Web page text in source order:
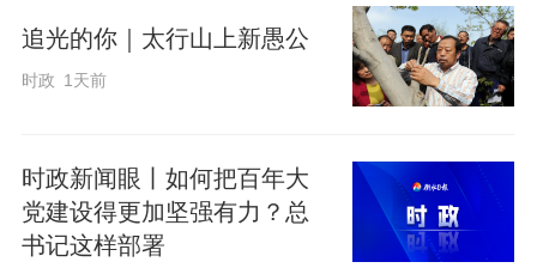
2026年2月10日上午，习近平总书记在北京西城区新街口街道父母食堂考察
追光的你｜太行山上新愚公
时政 1天前
时政新闻眼丨如何把百年大
党建设得更加坚强有力？总
书记这样部署